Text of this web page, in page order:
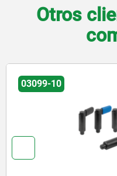
Otros
03099-12